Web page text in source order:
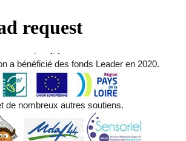
a bénéficié des fonds Leader en 2020.
de nombreux autres soutiens.